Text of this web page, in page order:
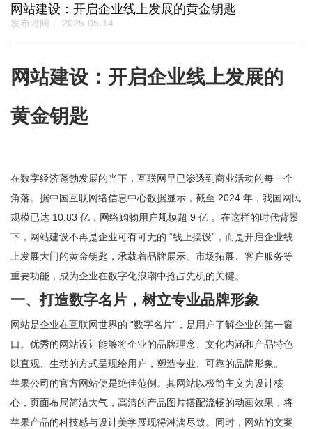
网站建设：开启企业线上发展的黄金钥匙
发布时间： 2025-05-14
网站建设：开启企业线上发展的
黄金钥匙
在数字经济蓬勃发展的当下，互联网早已渗透到商业活动的每一个
角落。据中国互联网络信息中心数据显示，截至 2024 年，我国网民
规模已达 10.83 亿，网络购物用户规模超 9 亿 。在这样的时代背景
下，网站建设不再是企业可有可无的 “线上摆设”，而是开启企业线
上发展大门的黄金钥匙，承载着品牌展示、市场拓展、客户服务等
重要功能，成为企业在数字化浪潮中抢占先机的关键。
一、打造数字名片，树立专业品牌形象
网站是企业在互联网世界的 “数字名片”，是用户了解企业的第一窗
口。优秀的网站设计能够将企业的品牌理念、文化内涵和产品特色
以直观、生动的方式呈现给用户，塑造专业、可靠的品牌形象。
苹果公司的官方网站便是绝佳范例。其网站以极简主义为设计核
心，页面布局简洁大气，高清的产品图片搭配流畅的动画效果，将
苹果产品的科技感与设计美学展现得淋漓尽致。同时，网站的文案